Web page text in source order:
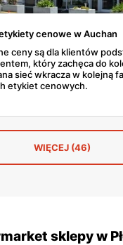
zaspokoić gusta
Direct
wyszukiwanie
potrzebujesz,
pocztowego. Z
cenowe w Auchan
ceny są dla klientów
który zachęca do
sieć wkracza w kolejną
etykiet cenowych.
WIĘCEJ (46)
sklepy w